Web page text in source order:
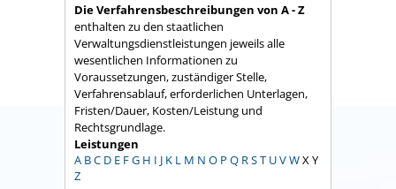
Die Verfahrensbeschreibungen von A - Z
enthalten zu den staatlichen
Verwaltungsdienstleistungen jeweils alle
wesentlichen Informationen zu
Voraussetzungen, zuständiger Stelle,
Verfahrensablauf, erforderlichen Unterlagen,
Fristen/Dauer, Kosten/Leistung und
Rechtsgrundlage.
Leistungen
A BC D E FG H I J K L M N O P Q RST UVWX Y
Z